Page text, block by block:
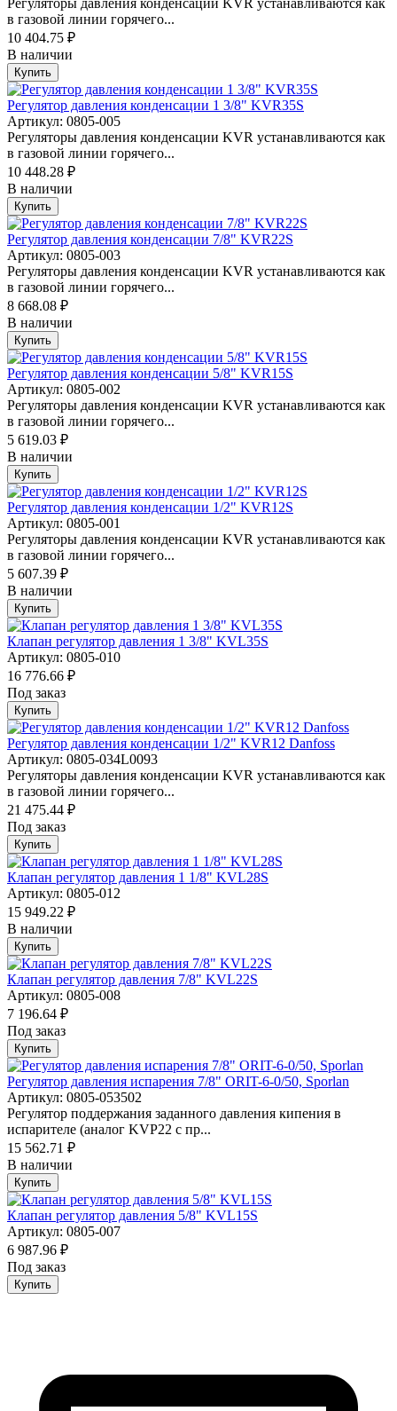
Регуляторы давления конденсации KVR устанавливаются как
в газовой линии горячего...
10 404.75 ₽
В наличии
Купить
Регулятор давления конденсации 1 3/8" KVR35S
Артикул: 0805-005
Регуляторы давления конденсации KVR устанавливаются как
в газовой линии горячего...
10 448.28 ₽
В наличии
Купить
Регулятор давления конденсации 7/8" KVR22S
Артикул: 0805-003
Регуляторы давления конденсации KVR устанавливаются как
в газовой линии горячего...
8 668.08 ₽
В наличии
Купить
Регулятор давления конденсации 5/8" KVR15S
Артикул: 0805-002
Регуляторы давления конденсации KVR устанавливаются как
в газовой линии горячего...
5 619.03 ₽
В наличии
Купить
Регулятор давления конденсации 1/2" KVR12S
Артикул: 0805-001
Регуляторы давления конденсации KVR устанавливаются как
в газовой линии горячего...
5 607.39 ₽
В наличии
Купить
Клапан регулятор давления 1 3/8" KVL35S
Артикул: 0805-010
16 776.66 ₽
Под заказ
Купить
Регулятор давления конденсации 1/2" KVR12 Danfoss
Артикул: 0805-034L0093
Регуляторы давления конденсации KVR устанавливаются как
в газовой линии горячего...
21 475.44 ₽
Под заказ
Купить
Клапан регулятор давления 1 1/8" KVL28S
Артикул: 0805-012
15 949.22 ₽
В наличии
Купить
Клапан регулятор давления 7/8" KVL22S
Артикул: 0805-008
7 196.64 ₽
Под заказ
Купить
Регулятор давления испарения 7/8" ORIT-6-0/50, Sporlan
Артикул: 0805-053502
Регулятор поддержания заданного давления кипения в
испарителе (аналог KVР22 с пр...
15 562.71 ₽
В наличии
Купить
Клапан регулятор давления 5/8" KVL15S
Артикул: 0805-007
6 987.96 ₽
Под заказ
Купить